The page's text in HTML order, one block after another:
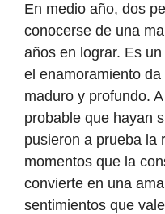
En medio año, dos
conocerse de una
años en lograr. Es
el enamoramiento
maduro y profundo.
probable que hayan
pusieron a prueba la
momentos que la
convierte en una
sentimientos que